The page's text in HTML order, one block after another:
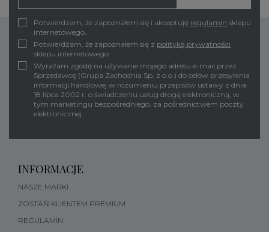
Potwierdzam, że zapoznałem się i akceptuję regulamin sklepu
internetowego.
Potwierdzam, że zapoznałem się z polityką prywatności
sklepu internetowego
Wyrażam zgodę na używanie mojego adresu e-mail przez
Sprzedawcę (Grupa Zachodnia Sp. z o.o.) do celów przesyłania
informacji handlowej w rozumieniu przepisów ustawy z dnia
18 lipca 2002 r. o świadczeniu usług drogą elektroniczną, w
tym marketingu bezpośredniego, za pośrednictwem poczty
elektronicznej.
INFORMACJE
NASZE MARKI
ZOSTAŃ KLIENTEM PREMIUM
REGULAMIN